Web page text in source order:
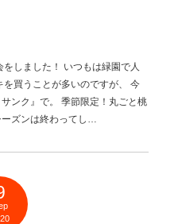
しました！ いつもは緑園で人
買うことが多いのですが、 今
ンク』で。 季節限定！丸ごと桃
ーズンは終わってし…